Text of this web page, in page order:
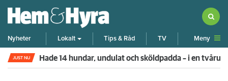
Nyheter Lokalt Tips & Råd TV Meny
JUST NU Hade 14 hundar, undulat och sköldpadda – i en